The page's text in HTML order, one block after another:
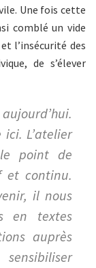
Une fois cette
comblé un vide
l’insécurité des
de s’élever
L’atelier
point de
et continu.
il nous
en textes
auprès